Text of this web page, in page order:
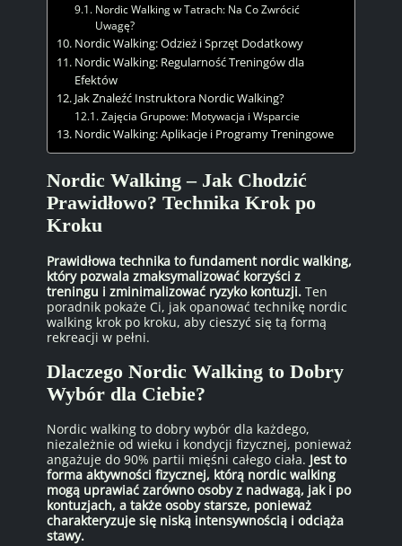
Nordic Walking w Tatrach: Na Co Zwrócić
Uwagę?
Nordic Walking: Odzież i Sprzęt Dodatkowy
Nordic Walking: Regularność Treningów dla
Efektów
Jak Znaleźć Instruktora Nordic Walking?
Zajęcia Grupowe: Motywacja i Wsparcie
Nordic Walking: Aplikacje i Programy Treningowe
Nordic Walking – Jak Chodzić
Prawidłowo? Technika Krok po
Kroku
Prawidłowa technika to fundament nordic walking,
który pozwala zmaksymalizować korzyści z
treningu i zminimalizować ryzyko kontuzji. Ten
poradnik pokaże Ci, jak opanować technikę nordic
walking krok po kroku, aby cieszyć się tą formą
rekreacji w pełni.
Dlaczego Nordic Walking to Dobry
Wybór dla Ciebie?
Nordic walking to dobry wybór dla każdego,
niezależnie od wieku i kondycji fizycznej, ponieważ
angażuje do 90% partii mięśni całego ciała. Jest to
forma aktywności fizycznej, którą nordic walking
mogą uprawiać zarówno osoby z nadwagą, jak i po
kontuzjach, a także osoby starsze, ponieważ
charakteryzuje się niską intensywnością i odciąża
stawy.